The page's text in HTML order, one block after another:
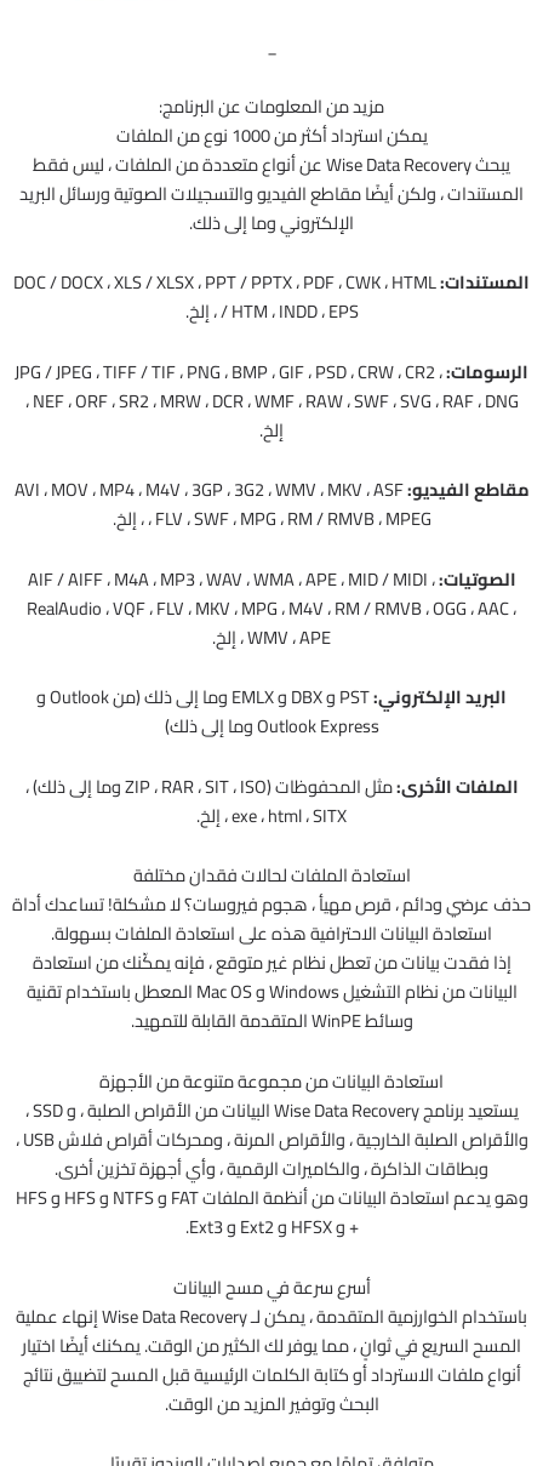
_
مزيد من المعلومات عن البرنامج:
يمكن استرداد أكثر من 1000 نوع من الملفات
يبحث Wise Data Recovery عن أنواع متعددة من الملفات ، ليس فقط
المستندات ، ولكن أيضًا مقاطع الفيديو والتسجيلات الصوتية ورسائل البريد
الإلكتروني وما إلى ذلك.
المستندات:DOC / DOCX ، XLS / XLSX ، PPT / PPTX ، PDF ، CWK ، HTML
/ HTM ، INDD ، EPS ، إلخ.
الرسومات:JPG / JPEG ، TIFF / TIF ، PNG ، BMP ، GIF ، PSD ، CRW ، CR2 ،
NEF ، ORF ، SR2 ، MRW ، DCR ، WMF ، RAW ، SWF ، SVG ، RAF ، DNG ،
إلخ.
مقاطع الفيديو:AVI ، MOV ، MP4 ، M4V ، 3GP ، 3G2 ، WMV ، MKV ، ASF
، FLV ، SWF ، MPG ، RM / RMVB ، MPEG ، إلخ.
الصوتيات:AIF / AIFF ، M4A ، MP3 ، WAV ، WMA ، APE ، MID / MIDI ،
RealAudio ، VQF ، FLV ، MKV ، MPG ، M4V ، RM / RMVB ، OGG ، AAC ،
WMV ، APE ، إلخ.
البريد الإلكتروني:
PST و DBX و EMLX وما إلى ذلك (من Outlook و
Outlook Express وما إلى ذلك)
الملفات الأخرى:
مثل المحفوظات (ZIP ، RAR ، SIT ، ISO وما إلى ذلك) ،
exe ، html ، SITX ، إلخ.
استعادة الملفات لحالات فقدان مختلفة
حذف عرضي ودائم ، قرص مهيأ ، هجوم فيروسات؟ لا مشكلة! تساعدك أداة
استعادة البيانات الاحترافية هذه على استعادة الملفات بسهولة.
إذا فقدت بيانات من تعطل نظام غير متوقع ، فإنه يمكّنك من استعادة
البيانات من نظام التشغيل Windows و Mac OS المعطل باستخدام تقنية
وسائط WinPE المتقدمة القابلة للتمهيد.
استعادة البيانات من مجموعة متنوعة من الأجهزة
يستعيد برنامج Wise Data Recovery البيانات من الأقراص الصلبة ، و SSD ،
والأقراص الصلبة الخارجية ، والأقراص المرنة ، ومحركات أقراص فلاش USB ،
وبطاقات الذاكرة ، والكاميرات الرقمية ، وأي أجهزة تخزين أخرى.
وهو يدعم استعادة البيانات من أنظمة الملفات FAT و NTFS و HFS و HFS
+ و HFSX و Ext2 و Ext3.
أسرع سرعة في مسح البيانات
باستخدام الخوارزمية المتقدمة ، يمكن لـ Wise Data Recovery إنهاء عملية
المسح السريع في ثوانٍ ، مما يوفر لك الكثير من الوقت. يمكنك أيضًا اختيار
أنواع ملفات الاسترداد أو كتابة الكلمات الرئيسية قبل المسح لتضييق نتائج
البحث وتوفير المزيد من الوقت.